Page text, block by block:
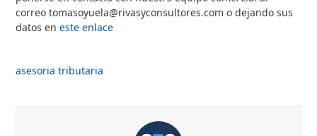
correo tomasoyuela@rivasyconsultores.com o dejando sus
datos eneste enlace
asesoria tributaria